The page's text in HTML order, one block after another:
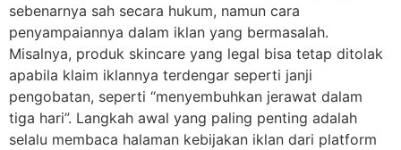
sebenarnya sah secara hukum, namun cara
penyampaiannya dalam iklan yang bermasalah.
Misalnya, produk skincare yang legal bisa tetap ditolak
apabila klaim iklannya terdengar seperti janji
pengobatan, seperti “menyembuhkan jerawat dalam
tiga hari”. Langkah awal yang paling penting adalah
selalu membaca halaman kebijakan iklan dari platform